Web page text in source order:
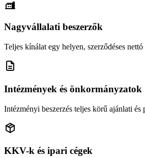
Nagyvállalati beszerzők
Teljes kínálat egy helyen, szerződéses
Intézmények és önkormányzatok
Intézményi beszerzés teljes körű ajánlati és
KKV-k és ipari cégek